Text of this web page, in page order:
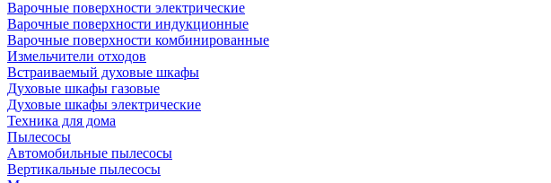
Варочные поверхности электрические
Варочные поверхности индукционные
Варочные поверхности комбинированные
Измельчители отходов
Встраиваемый духовые шкафы
Духовые шкафы газовые
Духовые шкафы электрические
Техника для дома
Пылесосы
Автомобильные пылесосы
Вертикальные пылесосы